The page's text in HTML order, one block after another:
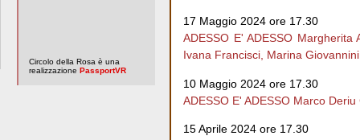
Circolo della Rosa è una
realizzazione PassportVR
17 Maggio 2024 ore 17.30
ADESSO E' ADESSO
Ivana Francisci, Marina
10 Maggio 2024 ore 17.30
ADESSO E' ADESSO Marco
15 Aprile 2024 ore 17.30